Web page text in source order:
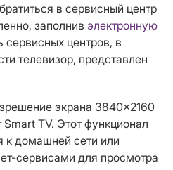
в сервисный центр
заполнив электронную
центров, в
телевизор, представлен
экрана 3840×2160
TV. Этот функционал
к домашней сети или
сервисами для просмотра